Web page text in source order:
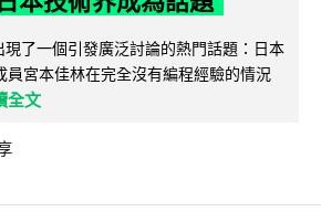
了一個引發廣泛討論的熱門話題：日本
員宮本佳林在完全沒有編程經驗的情況
全文